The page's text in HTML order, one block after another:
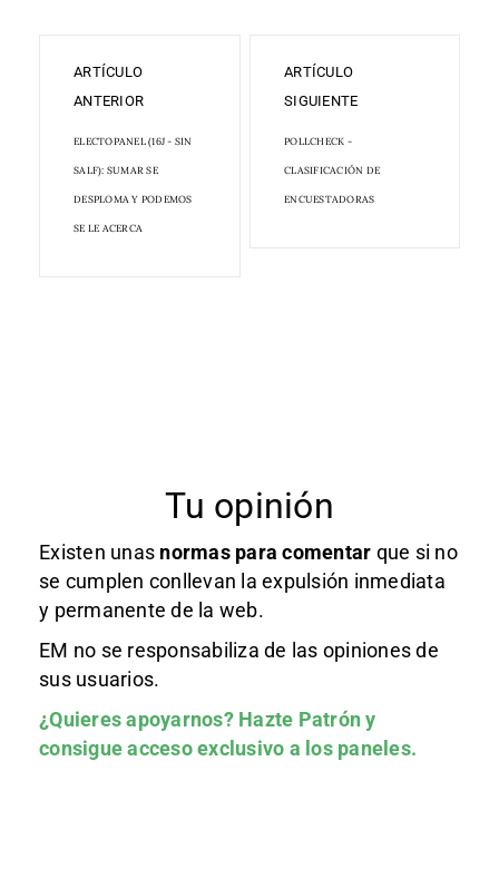
ARTÍCULO
ANTERIOR
ELECTOPANEL (16J - SIN
SALF): SUMAR SE
DESPLOMA Y PODEMOS
SE LE ACERCA
ARTÍCULO
SIGUIENTE
POLLCHECK -
CLASIFICACIÓN DE
ENCUESTADORAS
Tu opinión
Existen unas normas para comentar que si no
se cumplen conllevan la expulsión inmediata
y permanente de la web.
EM no se responsabiliza de las opiniones de
sus usuarios.
¿Quieres apoyarnos? Hazte Patróny
consigue acceso exclusivo a los paneles.